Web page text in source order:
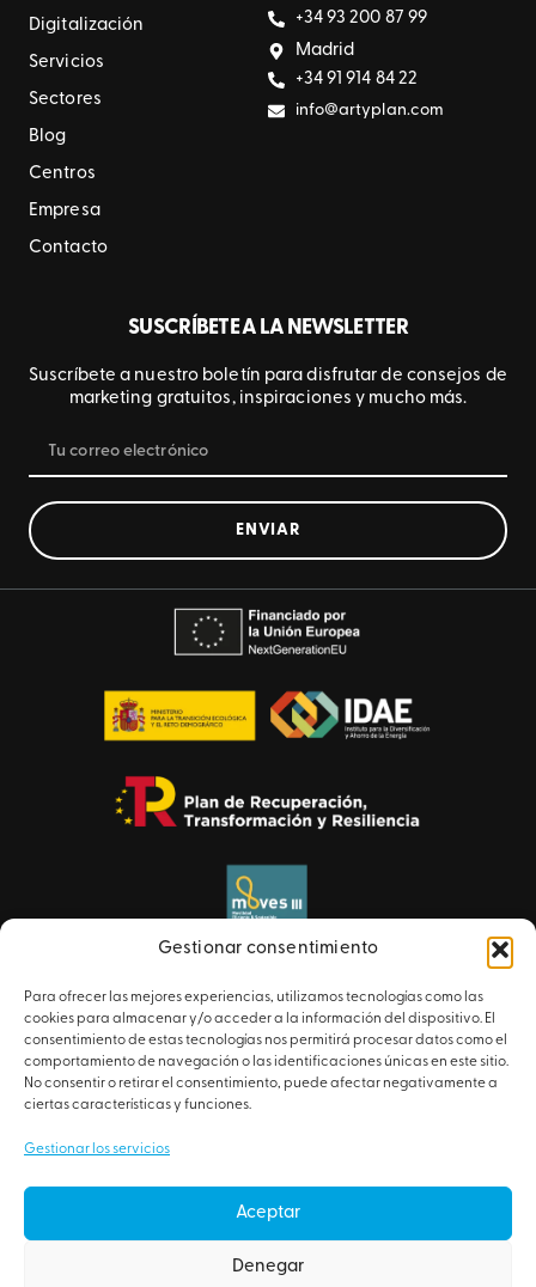
Gestionar consentimiento
Para ofrecer las mejores experiencias, utilizamos tecnologías como las
cookies para almacenar y/o acceder a la información del dispositivo. El
consentimiento de estas tecnologías nos permitirá procesar datos como el
comportamiento de navegación o las identificaciones únicas en este sitio.
No consentir o retirar el consentimiento, puede afectar negativamente a
ciertas características y funciones.
Gestionar los servicios
Aceptar
Denegar
Digitalización
Servicios
Sectores
Blog
Centros
Empresa
Contacto
+34 93 200 87 99
Madrid
+34 91 914 84 22
info@artyplan.com
SUSCRÍBETE A LA NEWSLETTER
Suscríbete a nuestro boletín para disfrutar de consejos de
marketing gratuitos, inspiraciones y mucho más.
ENVIAR
© 2026 Artyplan – Todos los derechos reservados.
AVISO LEGAL
CANAL ÉTICO